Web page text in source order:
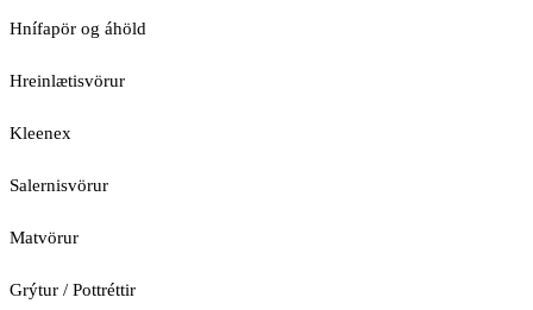
Hnífapör og áhöld
Hreinlætisvörur
Kleenex
Salernisvörur
Matvörur
Grýtur / Pottréttir